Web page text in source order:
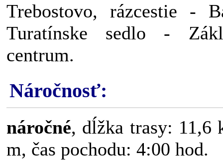
Trebostovo, rázcestie -
Turatínske sedlo -
centrum.
Náročnosť:
náročné, dĺžka trasy: 11,6
m, čas pochodu: 4:00 hod.